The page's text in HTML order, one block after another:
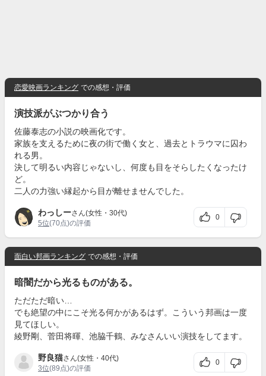
恋愛映画ランキング での感想・評価
演技派がぶつかり合う
佐藤泰志の小説の映画化です。
家族を支えるために夜の街で働く女と、過去とトラウマに囚わ
れる男。
決して明るい内容じゃないし、何度も目をそらしたくなったけ
ど。
二人の力強い縁起から目が離せませんでした。
わっしーさん(女性・30代)
5位(70点)の評価
0
面白い邦画ランキング での感想・評価
暗闇だから光るものがある。
ただただ暗い…
でも絶望の中にこそ光る何かがあるはず。こういう邦画は一度
見てほしい。
綾野剛、菅田将暉、池脇千鶴、みなさんいい演技をしてます。
野良猫さん(女性・40代)
3位(89点)の評価
0